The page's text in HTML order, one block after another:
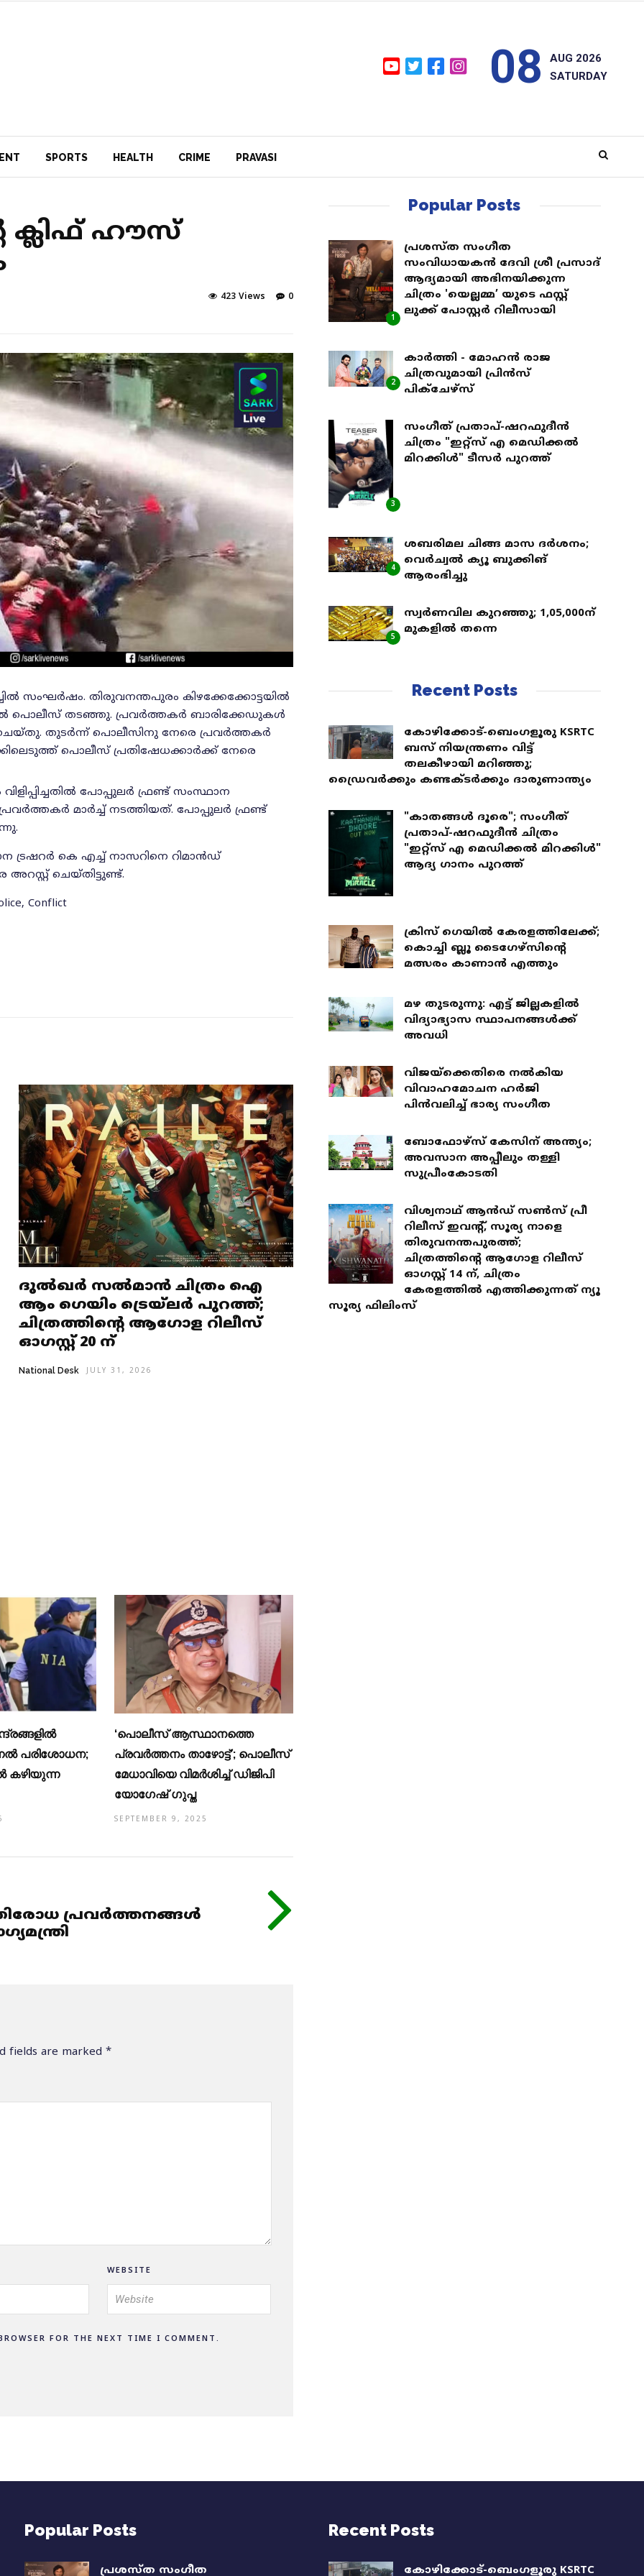
08
AUG 2026
SATURDAY
SPORTS HEALTH CRIME PRAVASI
ക്ലിഫ് ഹൗസ്
0
423 Views
സംഘര്‍ഷം. തിരുവനന്തപുരം കിഴക്കേക്കോട്ടയില്‍
പൊലീസ് തടഞ്ഞു. പ്രവര്‍ത്തകര്‍ ബാരിക്കേഡുകള്‍
തുടര്‍ന്ന് പൊലീസിനു നേരെ പ്രവര്‍ത്തകര്‍
പൊലീസ് പ്രതിഷേധക്കാര്‍ക്ക് നേരെ
പോപ്പുലര്‍ ഫ്രണ്ട് സംസ്ഥാന
മാര്‍ച്ച് നടത്തിയത്. പോപ്പുലര്‍ ഫ്രണ്ട്
ട്രഷറര്‍ കെ എച്ച് നാസറിനെ റിമാന്‍ഡ്
ചെയ്തിട്ടുണ്ട്.
Conflict
ദുൽഖർ സൽമാൻ ചിത്രം ഐ
ആം ഗെയിം ട്രെയ്‌ലർ പുറത്ത്;
ചിത്രത്തിൻ്റെ ആഗോള റിലീസ്
ഓഗസ്റ്റ് 20 ന്
National Desk JULY 31, 2026
പരിശോധന;
കഴിയുന്ന
‘പൊലീസ് ആസ്ഥാനത്തെ
പ്രവര്‍ത്തനം താഴോട്ട്’; പൊലീസ്
മേധാവിയെ വിമര്‍ശിച്ച് ഡിജിപി
യോഗേഷ് ഗുപ്ത
SEPTEMBER 9, 2025
പ്രവര്‍ത്തനങ്ങള്‍
fields are marked *
WEBSITE
FOR THE NEXT TIME I COMMENT.
Popular Posts
1
പ്രശസ്ത സംഗീത
സംവിധായകൻ ദേവി ശ്രീ പ്രസാദ്
ആദ്യമായി അഭിനയിക്കുന്ന
ചിത്രം 'യെല്ലമ്മ’ യുടെ ഫസ്റ്റ്
ലുക്ക് പോസ്റ്റർ റിലീസായി
2
കാർത്തി - മോഹൻ രാജ
ചിത്രവുമായി പ്രിൻസ്
പിക്ചേഴ്സ്
3
സംഗീത് പ്രതാപ്-ഷറഫുദീൻ
ചിത്രം "ഇറ്റ്സ് എ മെഡിക്കൽ
മിറക്കിൾ" ടീസർ പുറത്ത്
4
ശബരിമല ചിങ്ങ മാസ ദര്‍ശനം;
വെര്‍ച്വല്‍ ക്യൂ ബുക്കിങ്
ആരംഭിച്ചു
5
സ്വര്‍ണവില കുറഞ്ഞു; 1,05,000ന്
മുകളില്‍ തന്നെ
Recent Posts
കോഴിക്കോട്-ബെംഗളൂരു KSRTC
ബസ് നിയന്ത്രണം വിട്ട്
തലകീഴായി മറിഞ്ഞു;
ഡ്രെെവർക്കും കണ്ടക്ടർക്കും ദാരുണാന്ത്യം
"കാതങ്ങൾ ദൂരെ"; സംഗീത്
പ്രതാപ്-ഷറഫുദീൻ ചിത്രം
"ഇറ്റ്സ് എ മെഡിക്കൽ മിറക്കിൾ"
ആദ്യ ഗാനം പുറത്ത്
ക്രിസ് ഗെയിൽ കേരളത്തിലേക്ക്;
കൊച്ചി ബ്ലൂ ടൈഗേഴ്സിന്റെ
മത്സരം കാണാൻ എത്തും
മഴ തുടരുന്നു: എട്ട് ജില്ലകളില്‍
വിദ്യാഭ്യാസ സ്ഥാപനങ്ങള്‍ക്ക്
അവധി
വിജയ്ക്കെതിരെ നൽകിയ
വിവാഹമോചന ഹർജി
പിൻവലിച്ച് ഭാര്യ സം​ഗീത
ബോഫോഴ്സ് കേസിന് അന്ത്യം;
അവസാന അപ്പീലും തള്ളി
സുപ്രീംകോടതി
വിശ്വനാഥ് ആൻഡ് സൺസ് പ്രീ
റിലീസ് ഇവൻ്റ്, സൂര്യ നാളെ
തിരുവനന്തപുരത്ത്;
ചിത്രത്തിൻ്റെ ആഗോള റിലീസ്
ഓഗസ്റ്റ് 14 ന്, ചിത്രം
കേരളത്തിൽ എത്തിക്കുന്നത് ന്യൂ
സൂര്യ ഫിലിംസ്
Popular Posts
പ്രശസ്ത സംഗീത
Recent Posts
കോഴിക്കോട്-ബെംഗളൂരു KSRTC